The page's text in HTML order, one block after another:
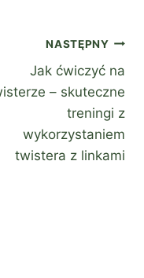
NASTĘPNY
Jak ćwiczyć na
– skuteczne
treningi z
wykorzystaniem
twistera z linkami